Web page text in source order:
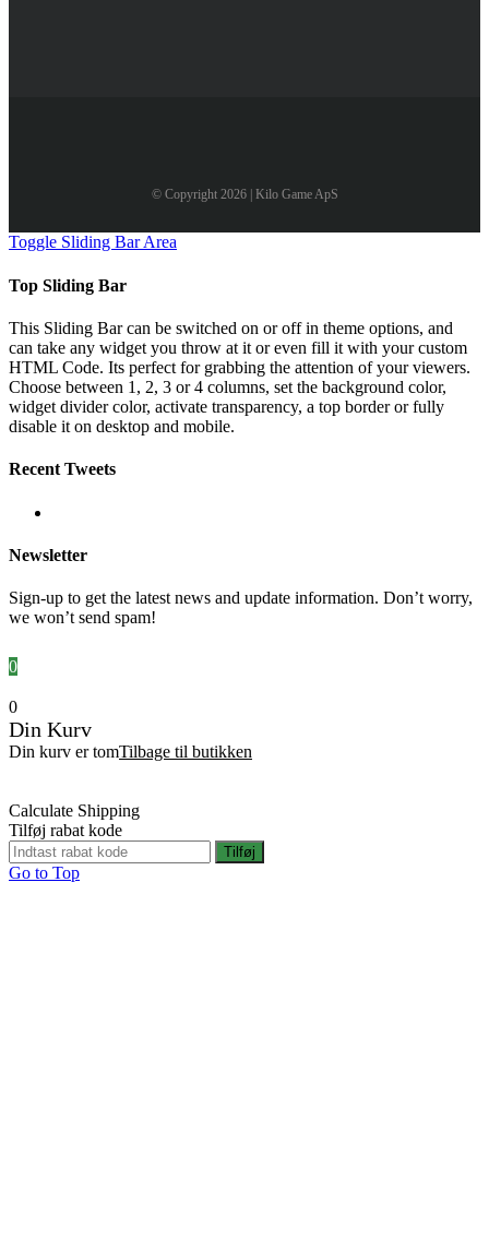
© Copyright 2026 | Kilo Game ApS
Toggle Sliding Bar Area
Top Sliding Bar
This Sliding Bar can be switched on or off in theme options, and
can take any widget you throw at it or even fill it with your custom
HTML Code. Its perfect for grabbing the attention of your viewers.
Choose between 1, 2, 3 or 4 columns, set the background color,
widget divider color, activate transparency, a top border or fully
disable it on desktop and mobile.
Recent Tweets
Newsletter
Sign-up to get the latest news and update information. Don’t worry,
we won’t send spam!
0
0
Din Kurv
Din kurv er tomTilbage til butikken
Calculate Shipping
Tilføj rabat kode
Tilføj
Go to Top